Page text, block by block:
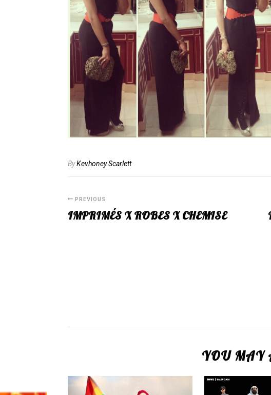
ByKevhoney Scarlett
PREVIOUS
IMPRIMÉS X ROBES X CHEMISE
YOU MAY